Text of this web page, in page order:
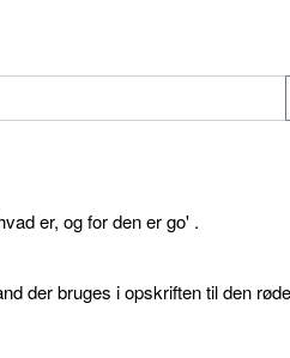
er, og for den er go' .
der bruges i opskriften til den